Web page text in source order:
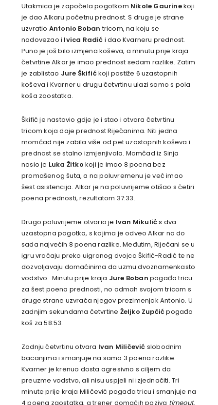
Utakmica je započela pogotkom Nikole Gaurinekoji
je dao Alkaru početnu prednost. S druge je strane
uzvratio Antonio Boban tricom, na koju se
nadovezao i Ivica Radić i dao Kvarneru prednost.
Puno je još bilo izmjena koševa, a minutu prije kraja
četvrtine Alkar je imao prednost sedam razlike. Zatim
je zablistao Jure Škifićkoji postiže 6 uzastopnih
koševa i Kvarner u drugu četvrtinu ulazi samo s pola
koša zaostatka.
Škifić je nastavio gdje je i stao i otvara četvrtinu
tricom koja daje prednost Riječanima. Niti jedna
momčad nije zabila više od pet uzastopnih koševa i
prednost se stalno izmjenjivala. Momčad iz Sinja
nosio je Luka Žitko koji je imao 8 poena bez
promašenog šuta, a na poluvremenu je već imao
šest asistencija. Alkar je na poluvrijeme otišao s četiri
poena prednosti, rezultatom 37:33.
Drugo poluvrijeme otvorio je Ivan Mikulićs dva
uzastopna pogotka, s kojima je odveo Alkar na do
sada najvećih 8 poena razlike. Međutim, Riječani se u
igru vraćaju preko uigranog dvojca Škifić-Radić te ne
dozvoljavaju domaćinima da uzmu dvoznamenkasto
vodstvo. Minutu prije kraja Jure Boban pogađa tricu
za šest poena prednosti, no odmah svojom tricom s
druge strane uzvraća njegov prezimenjak Antonio. U
zadnjim sekundama četvrtine Željko Zupčićpogađa
koš za 58:53.
Zadnju četvrtinu otvara Ivan Miličević slobodnim
bacanjima i smanjuje na samo 3 poena razlike.
Kvarner je krenuo dosta agresivno s ciljem da
preuzme vodstvo, ali nisu uspjeli ni izjednačiti. Tri
minute prije kraja Miličević pogađa tricu i smanjuje na
4 poena zaostatka, a trener domaćih poziva timeout.